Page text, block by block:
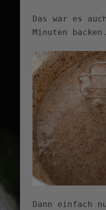
Das war es
Minuten
Dann einfach